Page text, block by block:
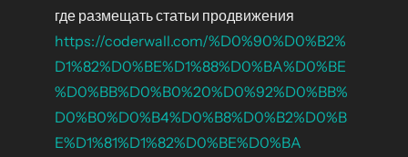
где размещать статьи продвижения
https://coderwall.com/%D0%90%D0%B2%
D1%82%D0%BE%D1%88%D0%BA%D0%BE
%D0%BB%D0%B0%20%D0%92%D0%BB%
D0%B0%D0%B4%D0%B8%D0%B2%D0%B
E%D1%81%D1%82%D0%BE%D0%BA